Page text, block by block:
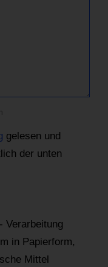
gelesen und
der unten
Verarbeitung
in Papierform,
Mittel